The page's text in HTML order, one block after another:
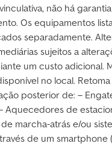
não há
Os equipamentos
separadamente.
sujeitos a
um custo adicional.
no local.
posterior de: –
Aquecedores de
marcha-atrás e/ou
de um smartphone